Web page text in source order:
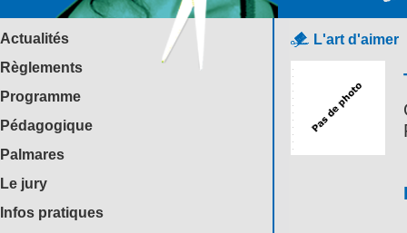
Actualités
Règlements
Programme
Pédagogique
Palmares
Le jury
Infos pratiques
L'art d'aimer